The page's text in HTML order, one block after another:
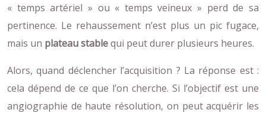
« temps artériel » ou « temps veineux » perd de sa
pertinence. Le rehaussement n’est plus un pic fugace,
mais un plateau stablequi peut durer plusieurs heures.
Alors, quand déclencher l’acquisition ? La réponse est :
cela dépend de ce que l’on cherche. Si l’objectif est une
angiographie de haute résolution, on peut acquérir les